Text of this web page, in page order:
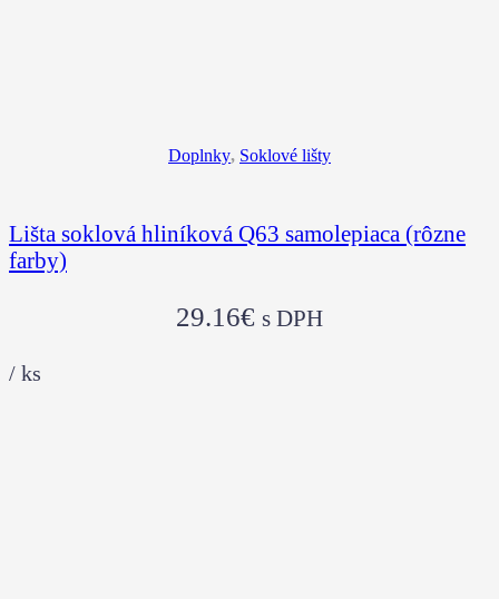
Doplnky, Soklové lišty
Lišta soklová hliníková Q63 samolepiaca (rôzne
farby)
29.16€ s DPH
/ ks